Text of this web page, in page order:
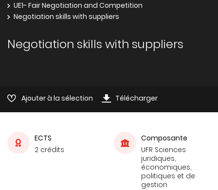
UE1- Fair Negotiation and Competition
Negotiation skills with suppliers
Negotiation skills with suppliers
Ajouter à la sélection Télécharger
ECTS
2 crédits
Composante
UFR Sciences
juridiques,
économiques,
politiques et de
gestion